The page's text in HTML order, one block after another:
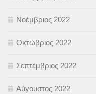
Νοέμβριος 2022
Οκτώβριος 2022
Σεπτέμβριος 2022
Αύγουστος 2022